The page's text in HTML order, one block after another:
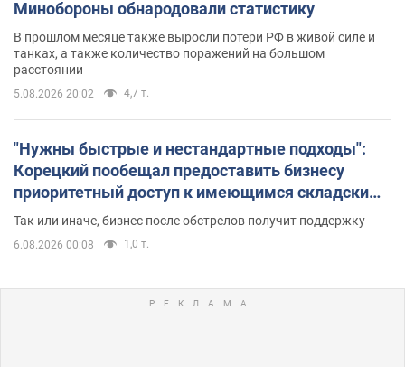
Минобороны обнародовали статистику
В прошлом месяце также выросли потери РФ в живой силе и
танках, а также количество поражений на большом
расстоянии
5.08.2026 20:02 4,7 т.
"Нужны быстрые и нестандартные подходы":
Корецкий пообещал предоставить бизнесу
приоритетный доступ к имеющимся складским
помещениям
Так или иначе, бизнес после обстрелов получит поддержку
6.08.2026 00:08 1,0 т.